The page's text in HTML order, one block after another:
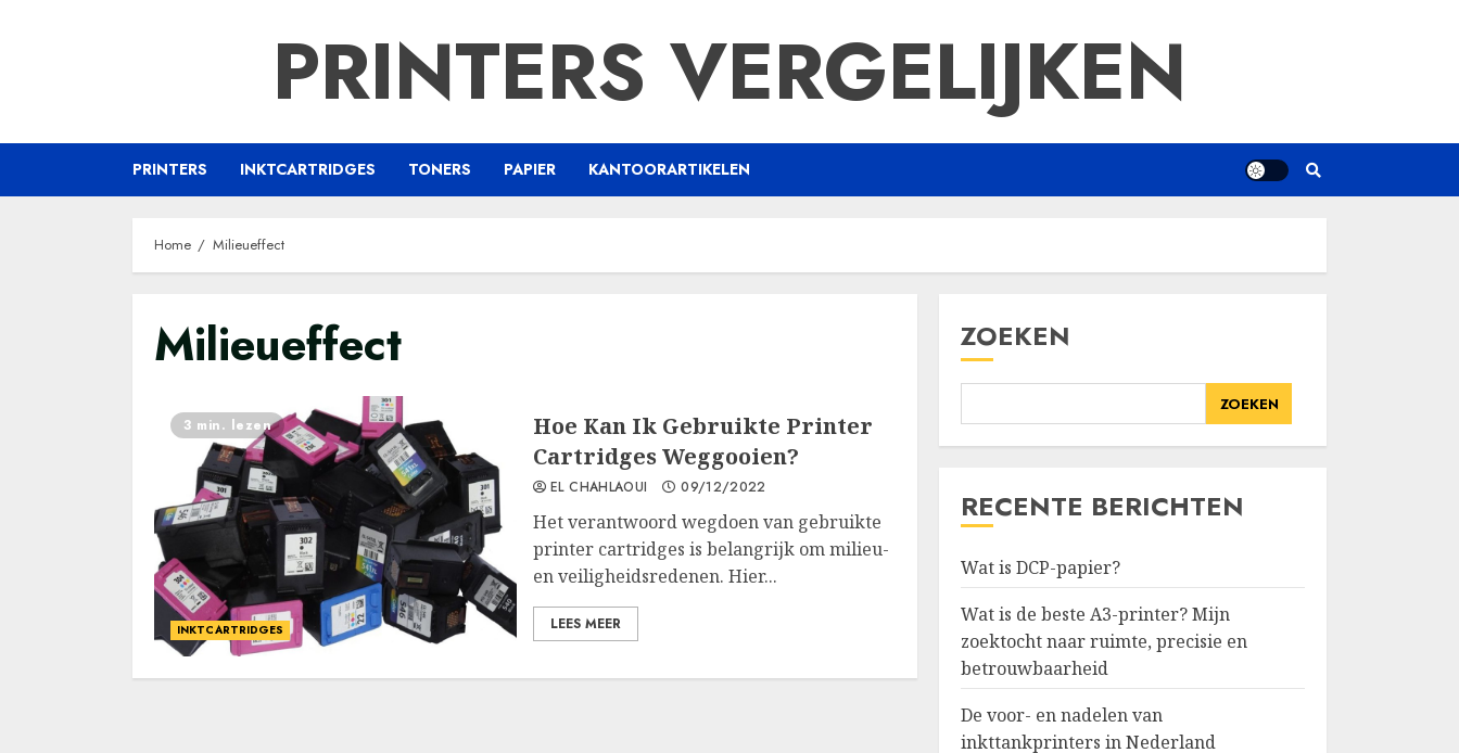
PRINTERS VERGELIJKEN
PRINTERS INKTCARTRIDGES TONERS PAPIER KANTOORARTIKELEN
Home Milieueffect
Milieueffect
3 min. lezen
INKTCARTRIDGES
Hoe Kan Ik Gebruikte Printer
Cartridges Weggooien?
EL CHAHLAOUI 09/12/2022
Het verantwoord wegdoen van gebruikte
printer cartridges is belangrijk om milieu-
en veiligheidsredenen. Hier...
LEES MEER
ZOEKEN
ZOEKEN
RECENTE BERICHTEN
Wat is DCP-papier?
Wat is de beste A3-printer? Mijn
zoektocht naar ruimte, precisie en
betrouwbaarheid
De voor- en nadelen van
inkttankprinters in Nederland